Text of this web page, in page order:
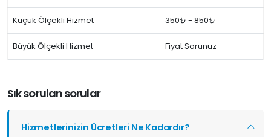
Küçük Ölçekli Hizmet 350₺ - 850₺
Büyük Ölçekli Hizmet Fiyat Sorunuz
Sık sorulan sorular
Hizmetlerinizin Ücretleri Ne Kadardır?